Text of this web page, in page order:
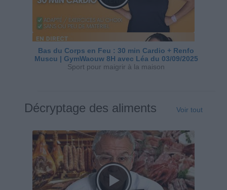
Bas du Corps en Feu : 30 min Cardio + Renfo
Muscu | GymWaouw 8H avec Léa du 03/09/2025
Sport pour maigrir à la maison
Décryptage des aliments Voir tout